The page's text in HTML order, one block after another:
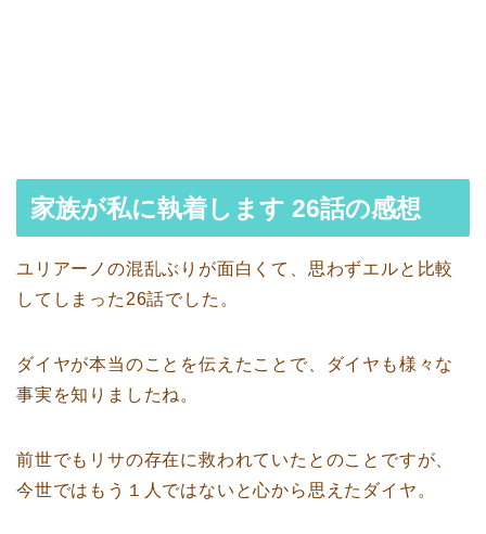
家族が私に執着します 26話の感想
ユリアーノの混乱ぶりが面白くて、思わずエルと比較
してしまった26話でした。
ダイヤが本当のことを伝えたことで、ダイヤも様々な
事実を知りましたね。
前世でもリサの存在に救われていたとのことですが、
今世ではもう１人ではないと心から思えたダイヤ。